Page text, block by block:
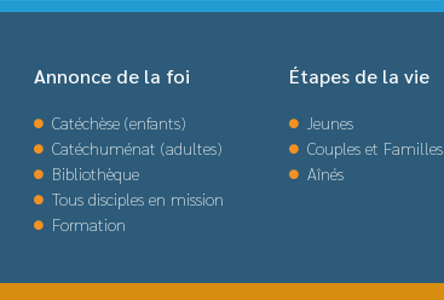
Annonce de la foi
Catéchèse (enfants)
Catéchuménat (adultes)
Bibliothèque
Tous disciples en mission
Formation
Étapes de la vie
Jeunes
Couples et Familles
Aînés